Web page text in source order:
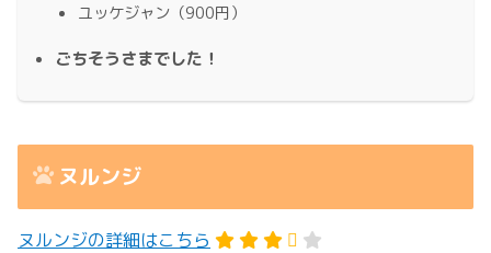
ユッケジャン（900円）
ごちそうさまでした！
ヌルンジ
ヌルンジの詳細はこちら